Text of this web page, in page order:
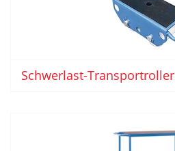
Schwerlast-Transportroller